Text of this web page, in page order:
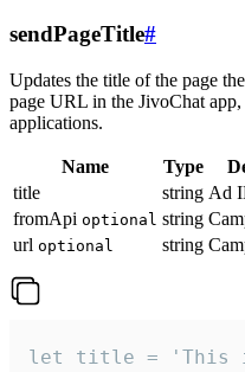
sendPageTitle#
Updates the title of the page
page URL in the JivoChat
applications.
Name Type
title
string Ad
fromApi optional string
url optional string
let title = 'This